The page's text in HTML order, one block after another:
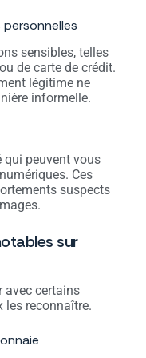
sensibles, telles
de carte de crédit.
légitime ne
informelle.
qui peuvent vous
Ces
suspects
sur
avec certains
les reconnaître.